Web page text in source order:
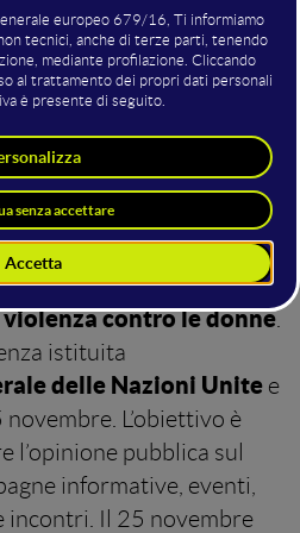
Sociale
per
contro le donne.
istituita
delle Nazioni Unite e
L’obiettivo è
l’opinione pubblica sul
informative, eventi,
incontri. Il 25 novembre